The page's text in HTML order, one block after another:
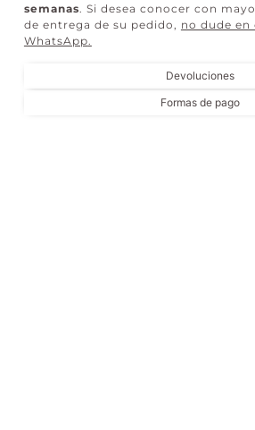
Devoluciones
Formas de pago
semanas . Si desea conocer con
de entrega de su pedido, no dude
WhatsApp